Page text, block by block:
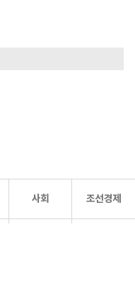
사회 조선경제